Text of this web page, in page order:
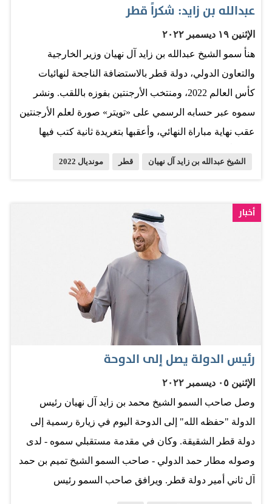
عبدالله بن زايد: شكراً قطر
الإثنين ١٩ ديسمبر ٢٠٢٢
هنأ سمو الشيخ عبدالله بن زايد آل نهيان وزير الخارجية
والتعاون الدولي، دولة قطر بالاستضافة الناجحة لنهائيات
كأس العالم 2022، ومنتخب الأرجنتين بفوزه باللقب. ونشر
سموه عبر حسابه الرسمي على «تويتر» صورة لعلم الأرجنتين
عقب نهاية مباراة النهائي، وأعقبها بتغريدة ثانية كتب فيها
بالتعادل 2-2، ثم تقدمت الأرجنتين، قبل أن تدرك فرنسا
التعادل ويتم اللجوء إلى ركلات الترجيح. وهذا اللقب الثالث
الشيخ عبدالله بن زايد آل نهيان قطر مونديال 2022
أخبار
رئيس الدولة يصل إلى الدوحة
الإثنين ٠٥ ديسمبر ٢٠٢٢
وصل صاحب السمو الشيخ محمد بن زايد آل نهيان رئيس
الدولة "حفظه الله" إلى الدوحة اليوم في زيارة رسمية إلى
دولة قطر الشقيقة. وكان في مقدمة مستقبلي سموه - لدى
وصوله مطار حمد الدولي - صاحب السمو الشيخ تميم بن حمد
آل ثاني أمير دولة قطر. ويرافق صاحب السمو رئيس